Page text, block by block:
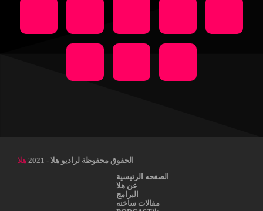
الحقوق محفوظة لراديو هلا - 2021
هلا
الصفحه الرئيسية
عن هلا
البرامج
مقالات ساخنه